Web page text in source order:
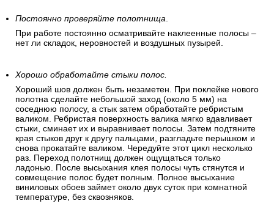
Постоянно проверяйте полотнища.
При работе постоянно осматривайте наклеенные полосы –
нет ли складок, неровностей и воздушных пузырей.
Хорошо обработайте стыки полос.
Хороший шов должен быть незаметен. При поклейке нового
полотна сделайте небольшой заход (около 5 мм) на
соседнюю полосу, а стык затем обработайте ребристым
валиком. Ребристая поверхность валика мягко вдавливает
стыки, сминает их и выравнивает полосы. Затем подтяните
края стыков друг к другу пальцами, разгладьте перышком и
снова прокатайте валиком. Чередуйте этот цикл несколько
раз. Переход полотнищ должен ощущаться только
ладонью. После высыхания клея полосы чуть стянутся и
совмещение полос будет полным. Полное высыхание
виниловых обоев займет около двух суток при комнатной
температуре, без сквозняков.